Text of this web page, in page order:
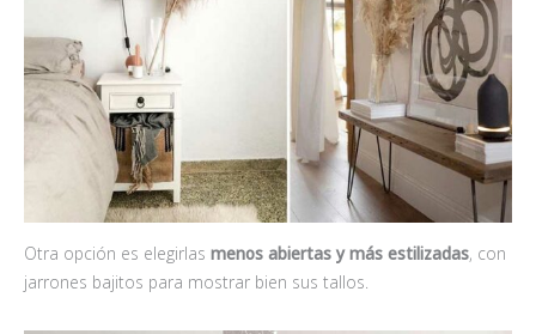
Otra opción es elegirlas menos abiertas y más estilizadas, con
jarrones bajitos para mostrar bien sus tallos.